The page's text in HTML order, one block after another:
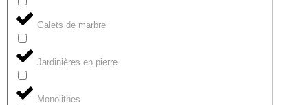
Galets de marbre
Jardinières en pierre
Monolithes